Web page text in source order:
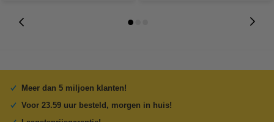
Meer dan 5 miljoen klanten!
Voor 23.59 uur besteld, morgen in huis!